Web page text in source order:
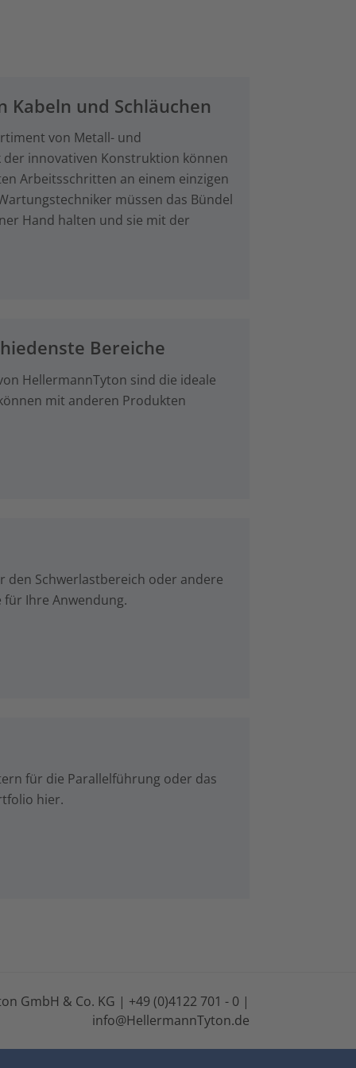
und Schläuchen
von Metall- und
der innovativen Konstruktion können
Arbeitsschritten an einem einzigen
müssen das Bündel
Hand halten und sie mit der
Bereiche
HellermannTyton sind die ideale
mit anderen Produkten
Schwerlastbereich oder andere
für Ihre Anwendung.
für die Parallelführung oder das
hier.
GmbH & Co. KG | +49 (0)4122 701 - 0 |
info@HellermannTyton.de